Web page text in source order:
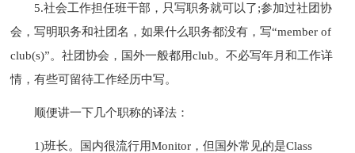
5.社会工作担任班干部，只写职务就可以了;参加过社团协
会，写明职务和社团名，如果什么职务都没有，写“member of
club(s)”。社团协会，国外一般都用club。不必写年月和工作详
情，有些可留待工作经历中写。
顺便讲一下几个职称的译法：
1)班长。国内很流行用Monitor，但国外常见的是Class